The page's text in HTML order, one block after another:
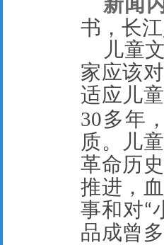
书，长
儿童
家应该
适应儿
30多年
质。儿
革命历
推进，
事和对“
品成曾